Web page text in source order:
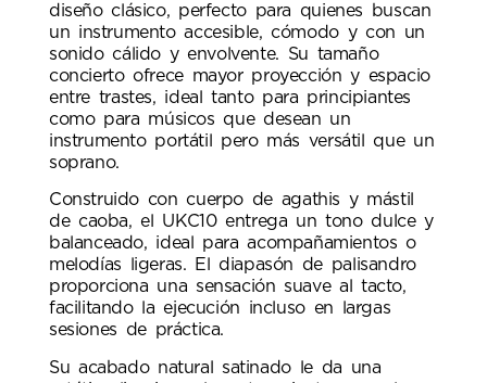
diseño clásico, perfecto para quienes buscan
un instrumento accesible, cómodo y con un
sonido cálido y envolvente. Su tamaño
concierto ofrece mayor proyección y espacio
entre trastes, ideal tanto para principiantes
como para músicos que desean un
instrumento portátil pero más versátil que un
soprano.
Construido con cuerpo de agathis y mástil
de caoba, el UKC10 entrega un tono dulce y
balanceado, ideal para acompañamientos o
melodías ligeras. El diapasón de palisandro
proporciona una sensación suave al tacto,
facilitando la ejecución incluso en largas
sesiones de práctica.
Su acabado natural satinado le da una